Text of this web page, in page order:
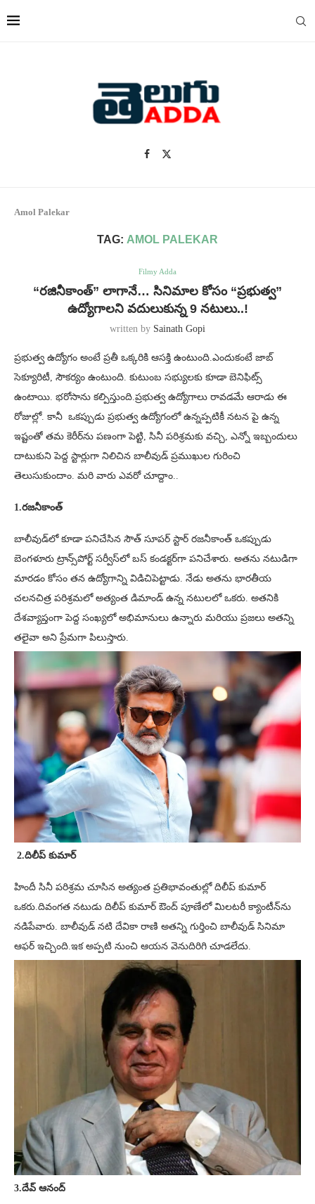
Amol Palekar
TAG: AMOL PALEKAR
Filmy Adda
“రజినీకాంత్” లాగానే… సినిమాల కోసం “ప్రభుత్వ”
ఉద్యోగాలని వదులుకున్న 9 నటులు..!
written by Sainath Gopi
ప్రభుత్వ ఉద్యోగం అంటే ప్రతీ ఒక్కరికి ఆసక్తి ఉంటుంది.ఎందుకంటే జాబ్
సెక్యూరిటీ, సౌకర్యం ఉంటుంది. కుటుంబ సభ్యులకు కూడా బెనిఫిట్స్
ఉంటాయి. భరోసాను కల్పిస్తుంది.ప్రభుత్వ ఉద్యోగాలు రావడమే ఆరాడు ఈ
రోజుల్లో. కానీ ఒకప్పుడు ప్రభుత్వ ఉద్యోగంలో ఉన్నప్పటికీ నటన పై ఉన్న
ఇష్టంతో తమ కెరీర్‌ను పణంగా పెట్టి, సినీ పరిశ్రమకు వచ్చి, ఎన్నో ఇబ్బందులు
దాటుకుని పెద్ద స్టార్లుగా నిలిచిన బాలీవుడ్ ప్రముఖుల గురించి
తెలుసుకుందాం. మరి వారు ఎవరో చూద్దాం..
1.రజనీకాంత్
బాలీవుడ్‌లో కూడా పనిచేసిన సౌత్ సూపర్ స్టార్ రజనీకాంత్ ఒకప్పుడు
బెంగళూరు ట్రాన్స్‌పోర్ట్ సర్వీస్‌లో బస్ కండక్టర్‌గా పనిచేశారు. అతను నటుడిగా
మారడం కోసం తన ఉద్యోగాన్ని విడిచిపెట్టాడు. నేడు అతను భారతీయ
చలనచిత్ర పరిశ్రమలో అత్యంత డిమాండ్ ఉన్న నటులలో ఒకరు. అతనికి
దేశవ్యాప్తంగా పెద్ద సంఖ్యలో అభిమానులు ఉన్నారు మరియు ప్రజలు అతన్ని
తలైవా అని ప్రేమగా పిలుస్తారు.
2.దిలీప్ కుమార్
హిందీ సినీ పరిశ్రమ చూసిన అత్యంత ప్రతిభావంతుల్లో దిలీప్ కుమార్
ఒకరు.దివంగత నటుడు దిలీప్ కుమార్ ఔంద్ పూణేలో మిలటరీ క్యాంటీన్‌ను
నడిపేవారు. బాలీవుడ్ నటి దేవికా రాణి అతన్ని గుర్తించి బాలీవుడ్ సినిమా
ఆఫర్ ఇచ్చింది.ఇక అప్పటి నుంచి ఆయన వెనుదిరిగి చూడలేదు.
3.దేవ్ ఆనంద్